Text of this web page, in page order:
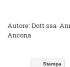
Autore: Dott.ssa
Ancona
Stampa